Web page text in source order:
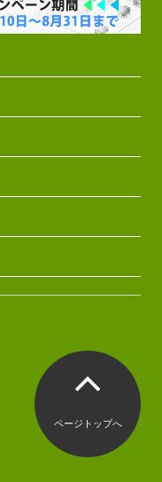
ページトップへ